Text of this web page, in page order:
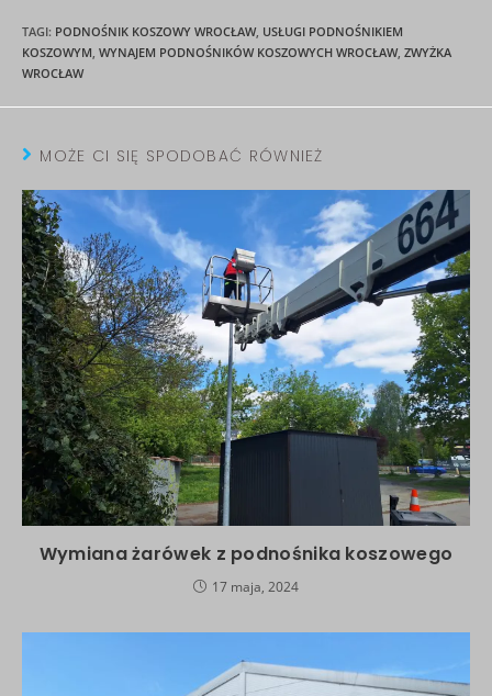
TAGI: PODNOŚNIK KOSZOWY WROCŁAW, USŁUGI PODNOŚNIKIEM
KOSZOWYM WYNAJEM PODNOŚNIKÓW KOSZOWYCH WROCŁAW, ZWYŻKA
WROCŁAW
MOŻE CI SIĘ SPODOBAĆ RÓWNIEŻ
Wymiana żarówek z podnośnika koszowego
17 maja, 2024